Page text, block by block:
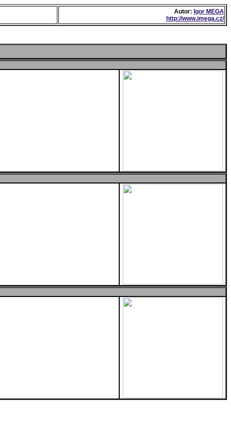
Autor: Igor MEGA
http://www.imega.cz/